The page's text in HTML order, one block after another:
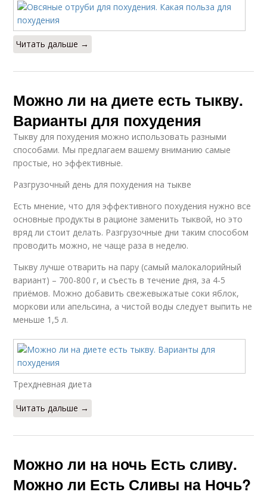
Читать дальше →
Можно ли на диете есть тыкву.
Варианты для похудения
Тыкву для похудения можно использовать разными
способами. Мы предлагаем вашему вниманию самые
простые, но эффективные.
Разгрузочный день для похудения на тыкве
Есть мнение, что для эффективного похудения нужно все
основные продукты в рационе заменить тыквой, но это
вряд ли стоит делать. Разгрузочные дни таким способом
проводить можно, не чаще раза в неделю.
Тыкву лучше отварить на пару (самый малокалорийный
вариант) – 700-800 г, и съесть в течение дня, за 4-5
приёмов. Можно добавить свежевыжатые соки яблок,
моркови или апельсина, а чистой воды следует выпить не
меньше 1,5 л.
Трехдневная диета
Читать дальше →
Можно ли на ночь Есть сливу.
Можно ли Есть Сливы на Ночь?